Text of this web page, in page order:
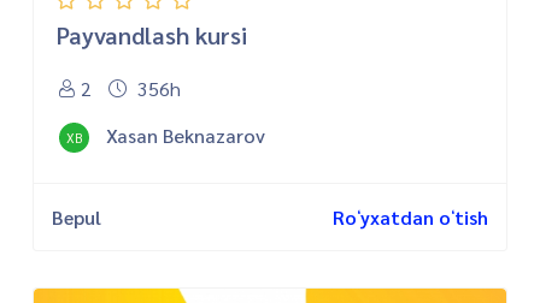
Payvandlash kursi
2 356h
XB Xasan Beknazarov
Bepul Roʻyxatdan oʻtish